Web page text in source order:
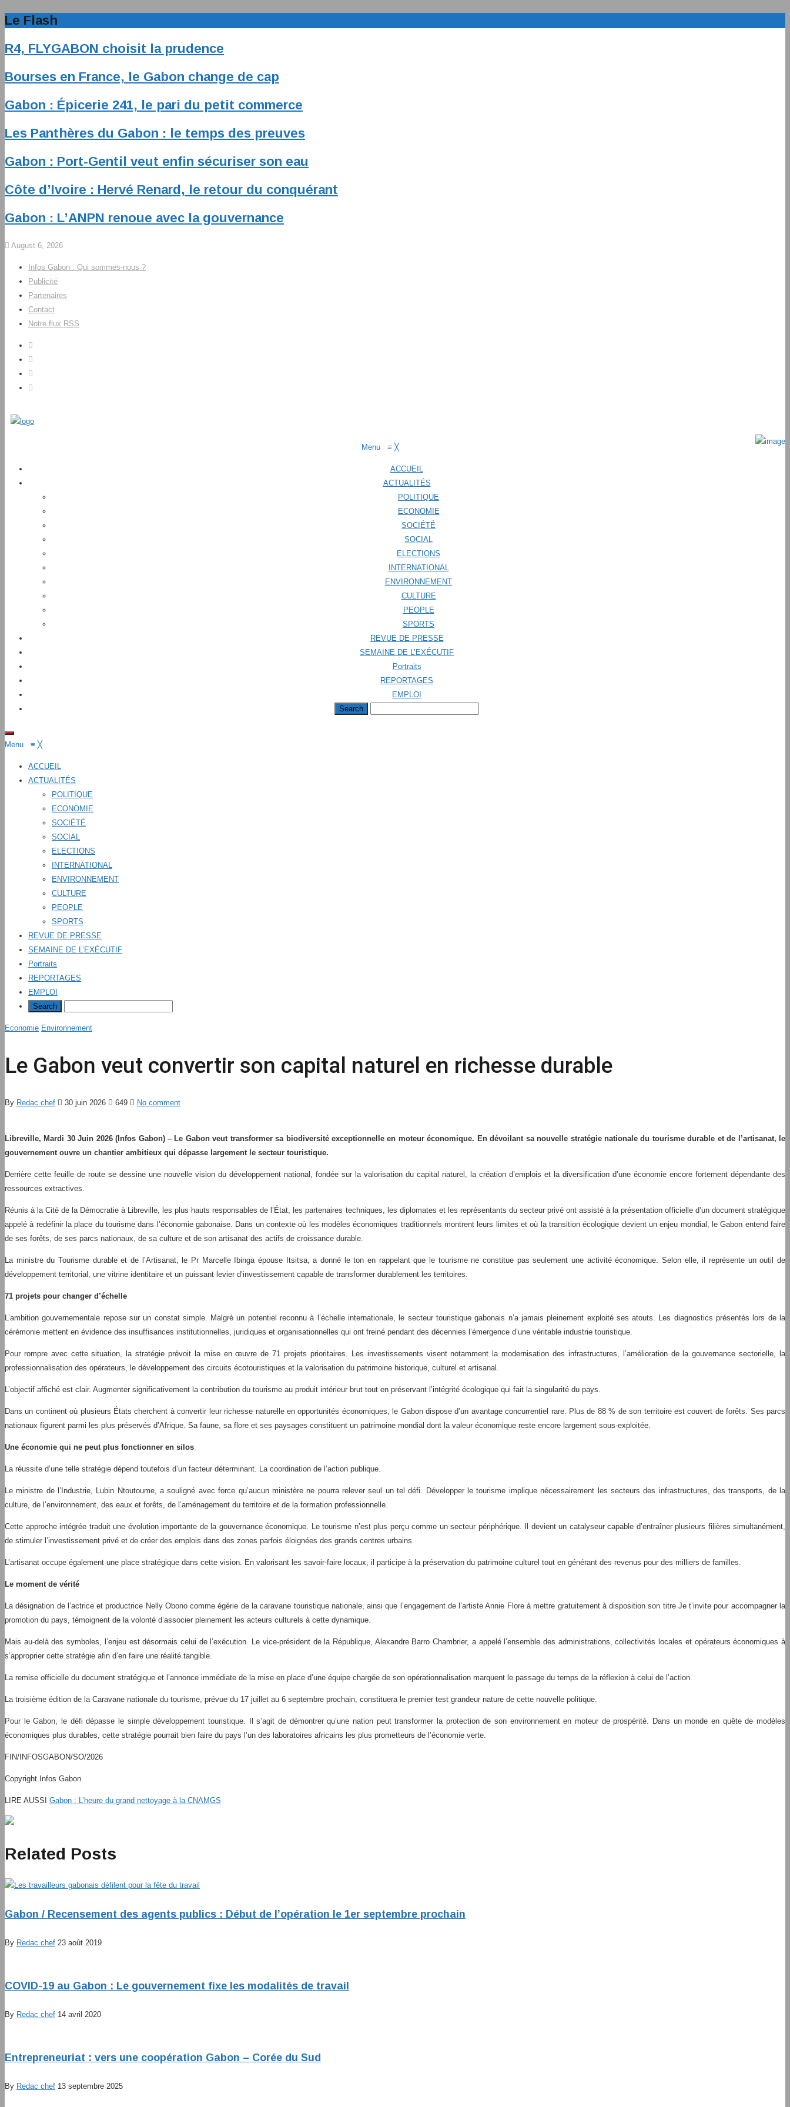
Le Flash
R4, FLYGABON choisit la prudence
Bourses en France, le Gabon change de cap
Gabon : Épicerie 241, le pari du petit commerce
Les Panthères du Gabon : le temps des preuves
Gabon : Port-Gentil veut enfin sécuriser son eau
Côte d’Ivoire : Hervé Renard, le retour du conquérant
Gabon : L’ANPN renoue avec la gouvernance
August 6, 2026
Infos Gabon : Qui sommes-nous ?
Publicité
Partenaires
Contact
Notre flux RSS
Menu ≡ ╳
ACCUEIL
ACTUALITÉS
POLITIQUE
ECONOMIE
SOCIÉTÉ
SOCIAL
ELECTIONS
INTERNATIONAL
ENVIRONNEMENT
CULTURE
PEOPLE
SPORTS
REVUE DE PRESSE
SEMAINE DE L’EXÉCUTIF
Portraits
REPORTAGES
EMPLOI
Menu ≡ ╳
ACCUEIL
ACTUALITÉS
POLITIQUE
ECONOMIE
SOCIÉTÉ
SOCIAL
ELECTIONS
INTERNATIONAL
ENVIRONNEMENT
CULTURE
PEOPLE
SPORTS
REVUE DE PRESSE
SEMAINE DE L’EXÉCUTIF
Portraits
REPORTAGES
EMPLOI
Economie Environnement
Le Gabon veut convertir son capital naturel en richesse durable
By Redac chef 30 juin 2026 649 No comment
Libreville, Mardi 30 Juin 2026 (Infos Gabon) – Le Gabon veut transformer sa biodiversité exceptionnelle en moteur économique. En dévoilant sa nouvelle stratégie nationale du tourisme durable et de l’artisanat, le
gouvernement ouvre un chantier ambitieux qui dépasse largement le secteur touristique.
Derrière cette feuille de route se dessine une nouvelle vision du développement national, fondée sur la valorisation du capital naturel, la création d’emplois et la diversification d’une économie encore fortement dépendante des
ressources extractives.
Réunis à la Cité de la Démocratie à Libreville, les plus hauts responsables de l’État, les partenaires techniques, les diplomates et les représentants du secteur privé ont assisté à la présentation officielle d’un document stratégique
appelé à redéfinir la place du tourisme dans l’économie gabonaise. Dans un contexte où les modèles économiques traditionnels montrent leurs limites et où la transition écologique devient un enjeu mondial, le Gabon entend faire
de ses forêts, de ses parcs nationaux, de sa culture et de son artisanat des actifs de croissance durable.
La ministre du Tourisme durable et de l’Artisanat, le Pr Marcelle Ibinga épouse Itsitsa, a donné le ton en rappelant que le tourisme ne constitue pas seulement une activité économique. Selon elle, il représente un outil de
développement territorial, une vitrine identitaire et un puissant levier d’investissement capable de transformer durablement les territoires.
71 projets pour changer d’échelle
L’ambition gouvernementale repose sur un constat simple. Malgré un potentiel reconnu à l’échelle internationale, le secteur touristique gabonais n’a jamais pleinement exploité ses atouts. Les diagnostics présentés lors de la
cérémonie mettent en évidence des insuffisances institutionnelles, juridiques et organisationnelles qui ont freiné pendant des décennies l’émergence d’une véritable industrie touristique.
Pour rompre avec cette situation, la stratégie prévoit la mise en œuvre de 71 projets prioritaires. Les investissements visent notamment la modernisation des infrastructures, l’amélioration de la gouvernance sectorielle, la
professionnalisation des opérateurs, le développement des circuits écotouristiques et la valorisation du patrimoine historique, culturel et artisanal.
L’objectif affiché est clair. Augmenter significativement la contribution du tourisme au produit intérieur brut tout en préservant l’intégrité écologique qui fait la singularité du pays.
Dans un continent où plusieurs États cherchent à convertir leur richesse naturelle en opportunités économiques, le Gabon dispose d’un avantage concurrentiel rare. Plus de 88 % de son territoire est couvert de forêts. Ses parcs
nationaux figurent parmi les plus préservés d’Afrique. Sa faune, sa flore et ses paysages constituent un patrimoine mondial dont la valeur économique reste encore largement sous-exploitée.
Une économie qui ne peut plus fonctionner en silos
La réussite d’une telle stratégie dépend toutefois d’un facteur déterminant. La coordination de l’action publique.
Le ministre de l’Industrie, Lubin Ntoutoume, a souligné avec force qu’aucun ministère ne pourra relever seul un tel défi. Développer le tourisme implique nécessairement les secteurs des infrastructures, des transports, de la
culture, de l’environnement, des eaux et forêts, de l’aménagement du territoire et de la formation professionnelle.
Cette approche intégrée traduit une évolution importante de la gouvernance économique. Le tourisme n’est plus perçu comme un secteur périphérique. Il devient un catalyseur capable d’entraîner plusieurs filières simultanément,
de stimuler l’investissement privé et de créer des emplois dans des zones parfois éloignées des grands centres urbains.
L’artisanat occupe également une place stratégique dans cette vision. En valorisant les savoir-faire locaux, il participe à la préservation du patrimoine culturel tout en générant des revenus pour des milliers de familles.
Le moment de vérité
La désignation de l’actrice et productrice Nelly Obono comme égérie de la caravane touristique nationale, ainsi que l’engagement de l’artiste Annie Flore à mettre gratuitement à disposition son titre Je t’invite pour accompagner la
promotion du pays, témoignent de la volonté d’associer pleinement les acteurs culturels à cette dynamique.
Mais au-delà des symboles, l’enjeu est désormais celui de l’exécution. Le vice-président de la République, Alexandre Barro Chambrier, a appelé l’ensemble des administrations, collectivités locales et opérateurs économiques à
s’approprier cette stratégie afin d’en faire une réalité tangible.
La remise officielle du document stratégique et l’annonce immédiate de la mise en place d’une équipe chargée de son opérationnalisation marquent le passage du temps de la réflexion à celui de l’action.
La troisième édition de la Caravane nationale du tourisme, prévue du 17 juillet au 6 septembre prochain, constituera le premier test grandeur nature de cette nouvelle politique.
Pour le Gabon, le défi dépasse le simple développement touristique. Il s’agit de démontrer qu’une nation peut transformer la protection de son environnement en moteur de prospérité. Dans un monde en quête de modèles
économiques plus durables, cette stratégie pourrait bien faire du pays l’un des laboratoires africains les plus prometteurs de l’économie verte.
FIN/INFOSGABON/SO/2026
Copyright Infos Gabon
LIRE AUSSI Gabon : L’heure du grand nettoyage à la CNAMGS
Related Posts
Gabon / Recensement des agents publics : Début de l’opération le 1er septembre prochain
By Redac chef 23 août 2019
COVID-19 au Gabon : Le gouvernement fixe les modalités de travail
By Redac chef 14 avril 2020
Entrepreneuriat : vers une coopération Gabon – Corée du Sud
By Redac chef 13 septembre 2025